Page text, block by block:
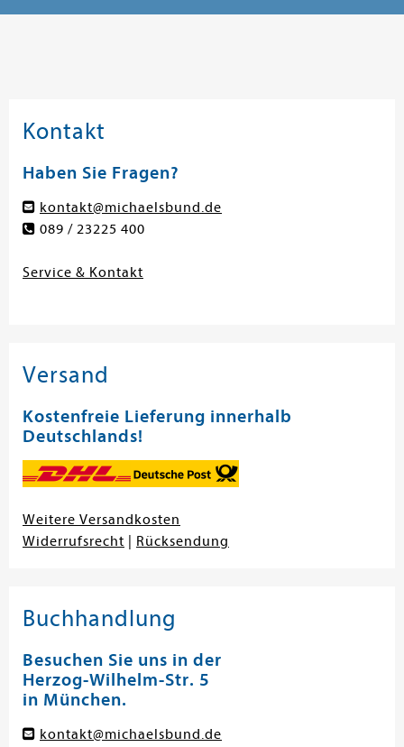
Kontakt
Haben Sie Fragen?
kontakt@michaelsbund.de
089 / 23225 400
Service & Kontakt
Versand
Kostenfreie Lieferung innerhalb
Deutschlands!
Weitere Versandkosten
Widerrufsrecht
Rücksendung
Buchhandlung
Besuchen Sie uns in der
Herzog-Wilhelm-Str. 5
in München.
kontakt@michaelsbund.de